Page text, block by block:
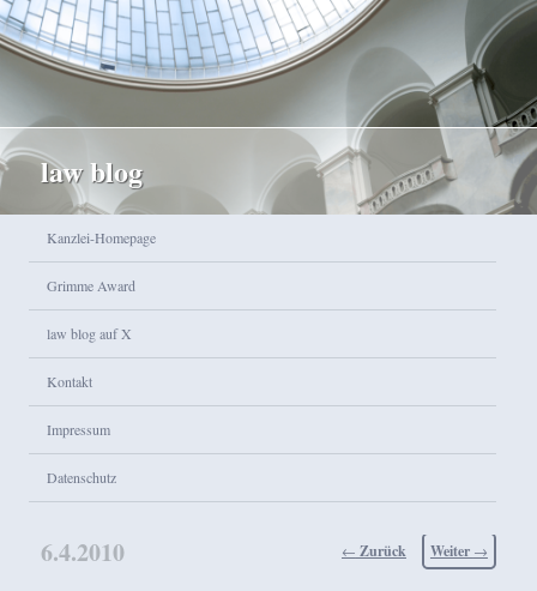
law blog
Zum Inhalt wechseln
Zum sekundären Inhalt wechseln
Kanzlei-Homepage
Grimme Award
law blog auf X
Kontakt
Impressum
Datenschutz
Beitragsnavigation
← Zurück Weiter →
6.4.2010